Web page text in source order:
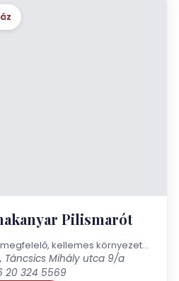
Pilismarót
kellemes környezet…
Táncsics Mihály utca 9/a
20 324 5569